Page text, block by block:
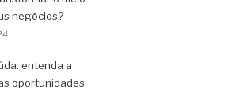
negócios?
entenda a
oportunidades